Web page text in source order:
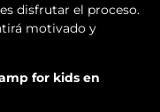
disfrutar el proceso.
motivado y
for kids en